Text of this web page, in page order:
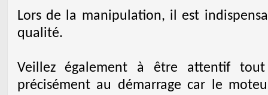
Lors de la manipulation, il est
qualité.
Veillez également à être attentif
précisément au démarrage car le